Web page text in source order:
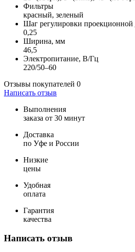
Фильтры
красный, зеленый
Шаг регулировки
0,25
Ширина, мм
46,5
Электропитание, В/Гц
220/50–60
Отзывы покупателей 0
Написать отзыв
Выполнения
заказа от 30 минут
Доставка
по Уфе и России
Низкие
цены
Удобная
оплата
Гарантия
качества
Написать отзыв